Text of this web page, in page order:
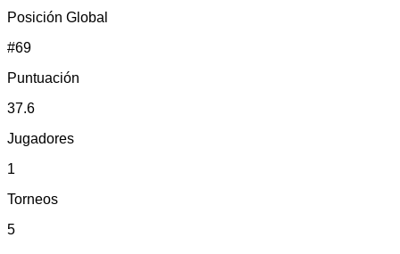
Posición Global
#69
Puntuación
37.6
Jugadores
1
Torneos
5